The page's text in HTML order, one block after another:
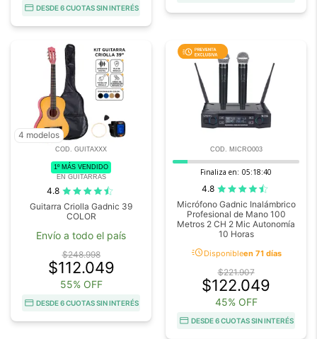
DESDE 6 CUOTAS SIN INTERÉS
4 modelos
COD. GUITAXXX
1º MÁS VENDIDO
EN GUITARRAS
4.8
Guitarra Criolla Gadnic 39
COLOR
Envío a todo el país
$248.998
$112.049
55% OFF
DESDE 6 CUOTAS SIN INTERÉS
COD. MICRO003
Finaliza en: 05:18:40
4.8
Micrófono Gadnic Inalámbrico
Profesional de Mano 100
Metros 2 CH 2 Mic Autonomía
10 Horas
acuteDisponibleen 71 días
$221.907
$122.049
45% OFF
DESDE 6 CUOTAS SIN INTERÉS